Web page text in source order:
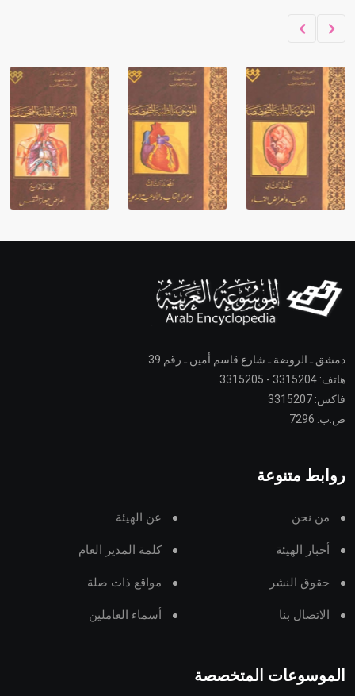
دمشق ـ الروضة ـ شارع قاسم أمين ـ رقم 39
هاتف: 3315204 - 3315205
فاكس: 3315207
ص.ب: 7296
روابط متنوعة
من نحن عن الهيئة
أخبار الهيئة كلمة المدير العام
حقوق النشر مواقع ذات صلة
الاتصال بنا أسماء العاملين
الموسوعات المتخصصة